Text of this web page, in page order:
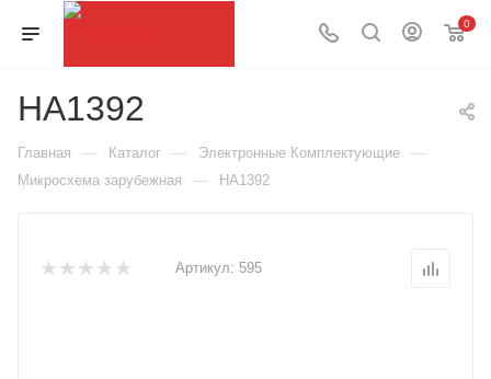
0
HA1392
Главная — Каталог — Электронные Комплектующие —
Микросхема зарубежная — HA1392
Артикул: 595